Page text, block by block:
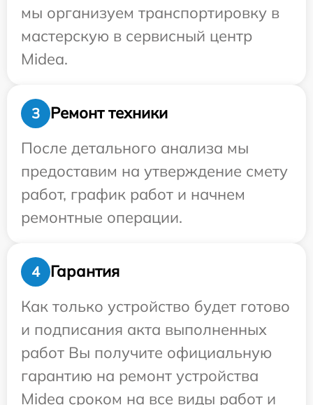
мы организуем транспортировку в
мастерскую в сервисный центр
Midea.
3
Ремонт техники
После детального анализа мы
предоставим на утверждение смету
работ, график работ и начнем
ремонтные операции.
4
Гарантия
Как только устройство будет готово
и подписания акта выполненных
работ Вы получите официальную
гарантию на ремонт устройства
Midea сроком на все виды работ и